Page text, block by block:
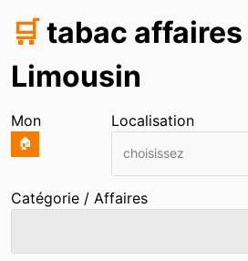
🛒tabac affaires
Limousin
Mon
🏠
Localisation
choisissez
Catégorie / Affaires